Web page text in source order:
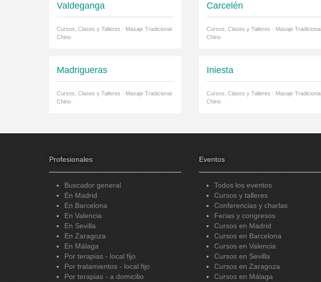
Valdeganga
Cursos, Clases y Talleres · Masaje Tradicional
Chino
Carcelén
Cursos, Clases y Talleres · Masaje Tradicional
Chino
Madrigueras
Cursos, Clases y Talleres · Masaje Tradicional
Chino
Iniesta
Cursos, Clases y Talleres · Masaje Tradicional
Chino
Profesionales
Buscador general
En Madrid
En Barcelona
En Valencia
En Sevilla
En Zaragoza
En Málaga
Por terapias - local fijo
Por tratamientos - local fijo
Por terapias - a domicilio
Eventos
Todos los eventos
Cursos y talleres
Conferencias y charlas
Ferias y congresos
Cursos en Madrid
Cursos en Barcelona
Cursos en Valencia
Cursos en Sevilla
Cursos en Zaragoza
Cursos en Málaga